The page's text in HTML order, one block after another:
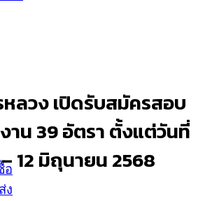
อ
ง
หลวง เปิดรับสมัครสอบ
าน 39 อัตรา ตั้งแต่วันที่
12 มิถุนายน 2568